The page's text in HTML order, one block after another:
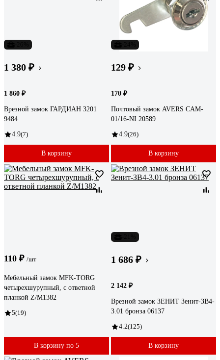
1 380 ₽
1 860 ₽
Врезной замок ГАРДИАН 3201
9484
4.9(7)
В корзину
129 ₽
170 ₽
Почтовый замок AVERS CAM-
01/16-NI 20589
4.9(26)
В корзину
110 ₽ /шт
Мебельный замок MFK-TORG
четырехшурупный, с ответной
планкой Z/M1382
5(19)
В корзину по 5
1 686 ₽
2 142 ₽
Врезной замок ЗЕНИТ Зенит-ЗВ4-
3.01 бронза 06137
4.2(125)
В корзину